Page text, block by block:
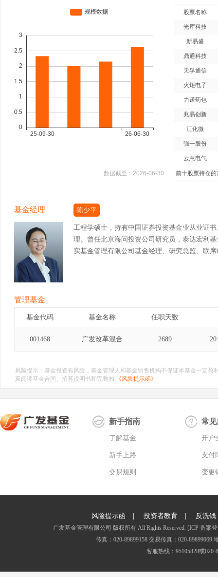
数据截至： 2026-06-30
股票名称
光库科技
新易盛
鼎通科技
天孚通信
火炬电子
力诺药包
兆易创新
江化微
强一股份
云意电气
前十股票持仓的
基金经理 陈少平
工程学硕士，持有中国证券投资基金业从业证
理。曾任北京海问投资公司研究员，泰达宏利
实基金管理有限公司基金经理、研究总监、联席
管理基金
基金代码 基金名称 任职天数
001468 广发改革混合 2689
风险提示：基金投资有风险，基金管理人和基金销售机构不保证本基金一定
真阅读基金合同、招募说明书和完整的
《风险提示函》
新手指南
了解基金
新手上路
交易规则
常
开户
支付
变更
风险提示函 | 投资者教育 | 反洗钱
广发基金管理有限公司 版权所有 All Rights Reserved. [ICP 备案
传真：020-89899158 交易传真：020-
客服热线：95105828或020-